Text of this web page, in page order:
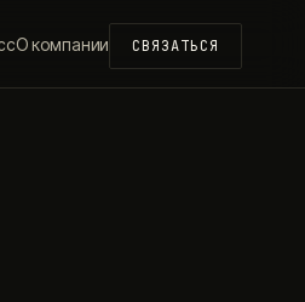
О компании СВЯЗАТЬСЯ